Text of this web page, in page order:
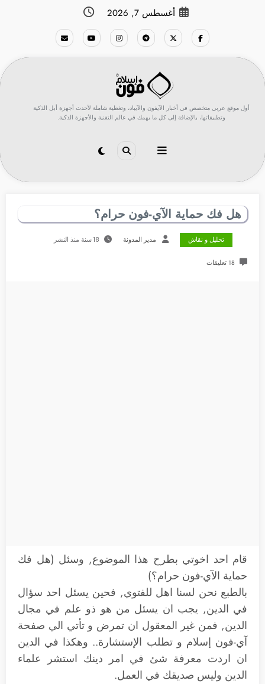
أغسطس 7, 2026
أول موقع عربي متخصص في أخبار الآيفون والآيباد، وتغطية شاملة لأحدث أجهزة أبل الذكية
وتطبيقاتها، بالإضافة إلى كل ما يهمك في عالم التقنية والأجهزة الذكية.
هل فك حماية الآي-فون حرام؟
تحليل و نقاش مدير المدونة 18 سنة منذ النشر
18 تعليقات
قام احد اخوتي بطرح هذا الموضوع, وسئل (هل فك
حماية الآي-فون حرام؟)
بالطبع نحن لسنا اهل للفتوي, فحين يسئل احد سؤال
في الدين, يجب ان يسئل من هو ذو علم في مجال
الدين, فمن غير المعقول ان تمرض و تأتي الي صفحة
آي-فون إسلام و تطلب الإستشارة.. وهكذا في الدين
ان اردت معرفة شئ في امر دينك استشر علماء
الدين وليس صديقك في العمل.